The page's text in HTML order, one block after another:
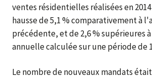
ventes résidentielles réalisées en
hausse de 5,1 % comparativement à
précédente, et de 2,6 % supérieures
annuelle calculée sur une période de
Le nombre de nouveaux mandats